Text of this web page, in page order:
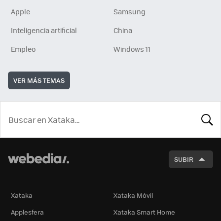
Apple
Samsung
Inteligencia artificial
China
Empleo
Windows 11
VER MÁS TEMAS
SUBIR
Xataka
Xataka Móvil
Applesfera
Xataka Smart Home